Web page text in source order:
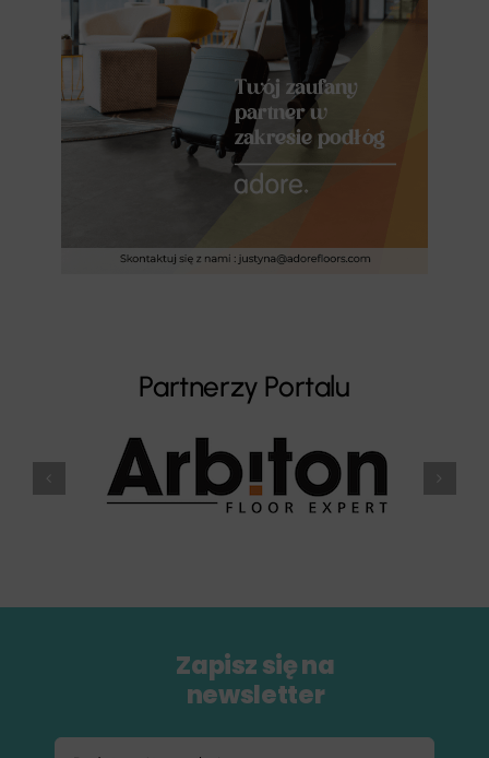
Partnerzy Portalu
Zapisz się na
newsletter